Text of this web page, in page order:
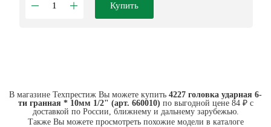
Купить
В магазине Техпрестиж Вы можете купить 4227 головка ударная 6-
ти гранная * 10мм 1/2" (арт. 660010) по выгодной цене 84 ₽ с
доставкой по России, ближнему и дальнему зарубежью.
Также Вы можете просмотреть похожие модели в каталоге